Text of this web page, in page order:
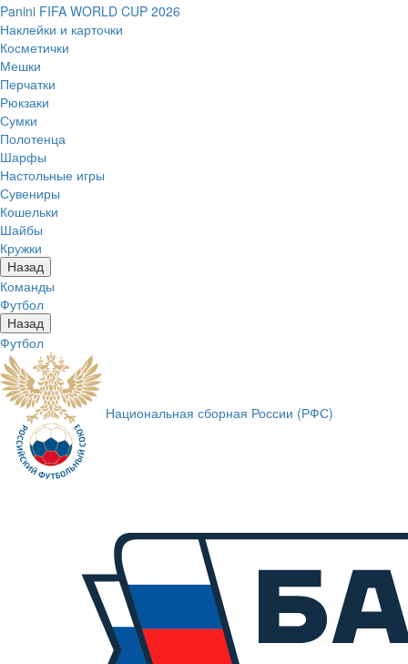
Panini FIFA WORLD CUP 2026
Наклейки и карточки
Косметички
Мешки
Перчатки
Рюкзаки
Сумки
Полотенца
Шарфы
Настольные игры
Сувениры
Кошельки
Шайбы
Кружки
Назад
Команды
Футбол
Назад
Футбол
Национальная сборная России (РФС)